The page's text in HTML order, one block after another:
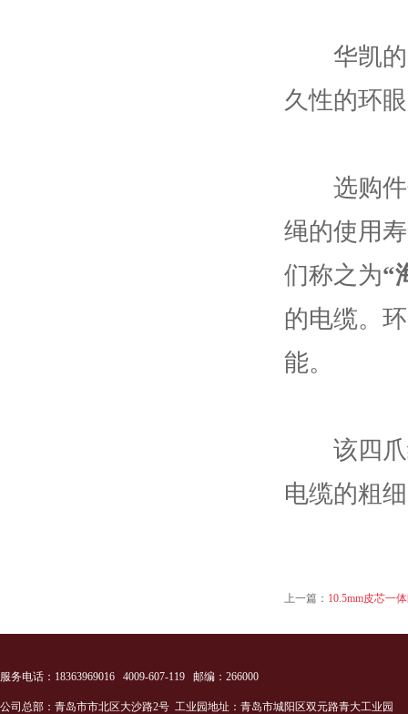
华凯的
久性的环
选购件
绳的使用
们称之为“
的电缆。
能。
该四爪
电缆的粗
上一篇： 10.5mm皮芯一
服务电话：18363969016 4009-607-119 邮编：266000
公司总部：青岛市市北区大沙路2号 工业园地址：青岛市城阳区双元路青大工业园